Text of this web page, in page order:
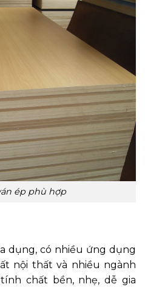
ép phù hợp
dụng, có nhiều ứng dụng
nội thất và nhiều ngành
chất bền, nhẹ, dễ gia